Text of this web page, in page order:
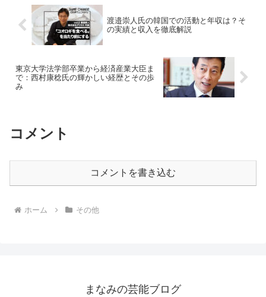
渡邉崇人氏の韓国での活動と年収は？そ
の実績と収入を徹底解説
東京大学法学部卒業から経済産業大臣ま
で：西村康稔氏の輝かしい経歴とその歩
み
コメント
コメントを書き込む
ホーム その他
まなみの芸能ブログ